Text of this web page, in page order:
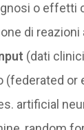
o effetti
di reazioni
(dati
(federated or
artificial